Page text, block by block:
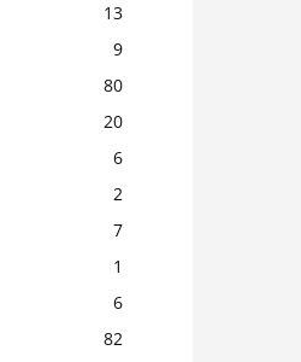
13
9
80
20
6
2
7
1
6
82